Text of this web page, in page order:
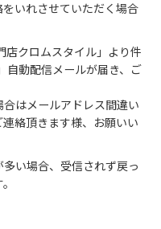
いれさせていただく場合
店クロムスタイル」より件
自動配信メールが届き、ご
はメールアドレス間違い
連絡頂きます様、お願いい
い場合、受信されず戻っ